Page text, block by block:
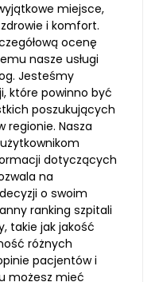
miejsce,
i komfort.
ocenę
nasze usługi
Jesteśmy
które powinno być
poszukujących
regionie. Nasza
dotyczących
na
o swoim
ranking szpitali
takie jak jakość
różnych
pacjentów i
możesz mieć